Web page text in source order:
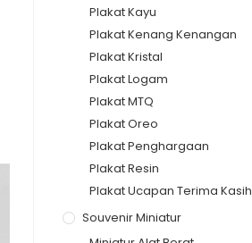
Plakat Kayu
Plakat Kenang Kenangan
Plakat Kristal
Plakat Logam
Plakat MTQ
Plakat Oreo
Plakat Penghargaan
Plakat Resin
Plakat Ucapan Terima Kasih
Souvenir Miniatur